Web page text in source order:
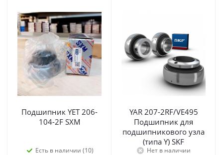
Подшипник YET 206-
104-2F SXM
Есть в наличии (10)
YAR 207-2RF/VE495
Подшипник для
подшипникового узла
(типа Y) SKF
Нет в наличии